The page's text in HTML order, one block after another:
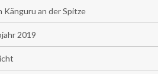
Känguru an der Spitze
2019